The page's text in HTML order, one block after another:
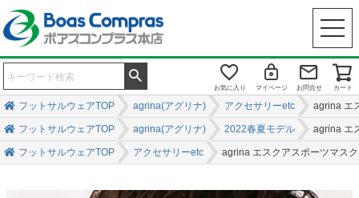
お気に入り マイページ お問合せ カート
フットサルウェアTOP agrina(アグリナ) アクセサリーetc agrina エ
フットサルウェアTOP agrina(アグリナ) 2022春夏モデル agrina エ
フットサルウェアTOP アクセサリーetc agrina エスクアスポーツマスク